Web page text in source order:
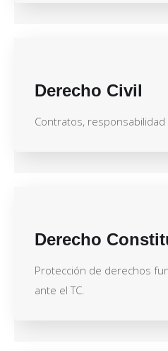
Derecho Civil
Contratos, responsabilidad
Derecho
Protección de derechos
ante el TC.